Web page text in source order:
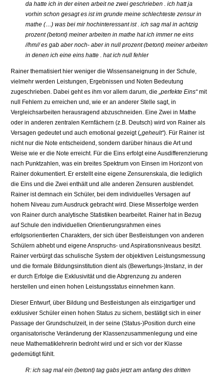
da hatte ich in der einen arbeit ne zwei geschrieben . ich hatt ja
vorhin schon gesagt es ist im grunde meine schlechteste zensur in
mathe (…) was bei mir hochinteressant ist . ich sag mal in achtzig
prozent (betont) meiner arbeiten in mathe hat ich immer ne eins
//hm// es gab aber noch- aber in null prozent (betont) meiner arbeiten
in denen ich eine eins hatte . hat ich null fehler
Rainer thematisiert hier weniger die Wissensaneignung in der Schule,
vielmehr werden Leistungen, Ergebnissen und Noten Bedeutung
zugeschrieben. Dabei geht es ihm vor allem darum, die„perfekte Eins“mit
null Fehlern zu erreichen und, wie er an anderer Stelle sagt, in
Vergleichsarbeiten herausragend abzuschneiden. Eine Zwei in Mathe
oder in anderen zentralen Kernfächern (z.B. Deutsch) wird von Rainer als
Versagen gedeutet und auch emotional gezeigt („geheult“). Für Rainer ist
nicht nur die Note entscheidend, sondern darüber hinaus die Art und
Weise wie er die Note erreicht. Für die Eins erfolgt eine Ausdifferenzierung
nach Punktzahlen, was ein breites Spektrum von Einsen im Horizont von
Rainer dokumentiert. Er erstellt eine eigene Zensurenskala, die lediglich
die Eins und die Zwei enthält und alle anderen Zensuren ausblendet.
Rainer ist demnach ein Schüler, bei dem individuelles Versagen auf
hohem Niveau zum Ausdruck gebracht wird. Diese Misserfolge werden
von Rainer durch analytische Statistiken bearbeitet. Rainer hat in Bezug
auf Schule den individuellen Orientierungsrahmen eines
erfolgsorientierten Charakters, der sich über Bestleistungen von anderen
Schülern abhebt und eigene Anspruchs- und Aspirationsniveaus besitzt.
Rainer verbürgt das schulische System der objektiven Leistungsmessung
und die formale Bildungsinstitution dient als (Bewertungs-)Instanz, in der
er durch Erfolge die Exklusivität und die Abgrenzung zu anderen
herstellen und einen hohen Leistungsstatus einnehmen kann.
Dieser Entwurf, über Bildung und Bestleistungen als einzigartiger und
exklusiver Schüler einen hohen Status zu sichern, bestätigt sich in einer
Passage der Grundschulzeit, in der seine (Status-)Position durch eine
organisatorische Veränderung der Klassenzusammenlegung und eine
neue Mathematiklehrerin bedroht wird und er sich vor der Klasse
gedemütigt fühlt.
R: ich sag mal ein (betont) tag gabs jetzt am anfang des dritten